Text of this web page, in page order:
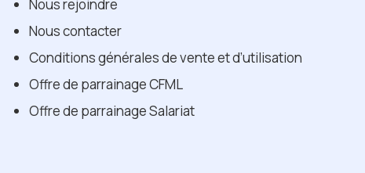
Nous rejoindre
Nous contacter
Conditions générales de vente et d’utilisation
Offre de parrainage CFML
Offre de parrainage Salariat